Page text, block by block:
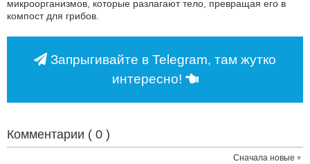
микроорганизмов, которые разлагают тело, превращая его в
компост для грибов.
Запрыгивайте в Telegram, там жутко
интересно!
Комментарии ( 0 )
Сначала новые